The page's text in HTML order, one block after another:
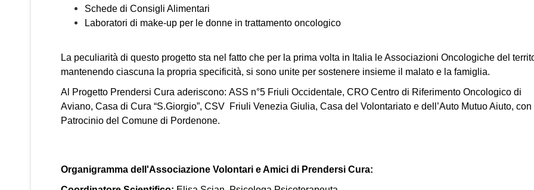
Schede di Consigli Alimentari
Laboratori di make-up per le donne in trattamento oncologico
La peculiarità di questo progetto sta nel fatto che per la prima volta in Italia le Associazioni Oncologiche del
mantenendo ciascuna la propria specificità, si sono unite per sostenere insieme il malato e la famiglia.
Al Progetto Prendersi Cura aderiscono: ASS n°5 Friuli Occidentale, CRO Centro di Riferimento Oncologico di
Aviano, Casa di Cura “S.Giorgio”, CSV Friuli Venezia Giulia, Casa del Volontariato e dell’Auto Mutuo Aiuto, con
Patrocinio del Comune di Pordenone.
Organigramma dell'Associazione Volontari e Amici di Prendersi Cura: